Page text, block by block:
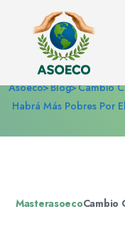
Habrá
clima: BM
Asoeco Blog Cambio
Habrá Más Pobres Por
MasterasoecoCambio